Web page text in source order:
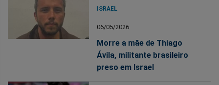
ISRAEL
06/05/2026
Morre a mãe de Thiago
Ávila, militante brasileiro
preso em Israel